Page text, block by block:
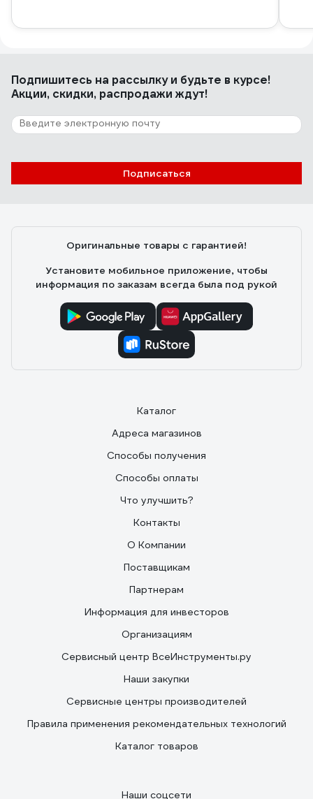
Подпишитесь на рассылкуи будьте в курсе!
Акции, скидки, распродажи ждут!
Подписаться
Оригинальные товары с гарантией!
Установите мобильное приложение, чтобы
информация по заказам всегда была под рукой
Каталог
Адреса магазинов
Способы получения
Способы оплаты
Что улучшить?
Контакты
О Компании
Поставщикам
Партнерам
Информация для инвесторов
Организациям
Сервисный центр ВсеИнструменты.ру
Наши закупки
Сервисные центры производителей
Правила применения рекомендательных технологий
Каталог товаров
Наши соцсети